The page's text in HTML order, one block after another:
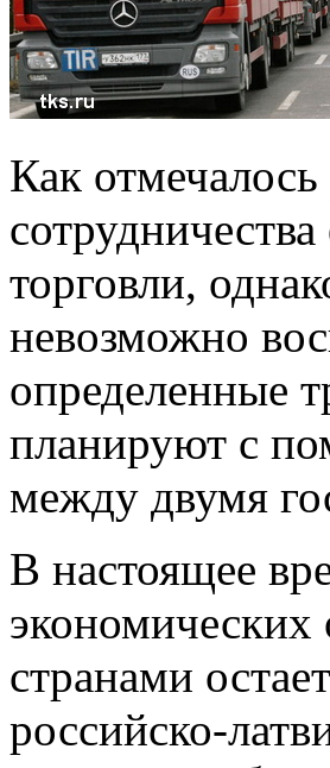
Как
торговли,
невозможно
определенные
планируют с
между двумя
В настоящее
странами
российско-